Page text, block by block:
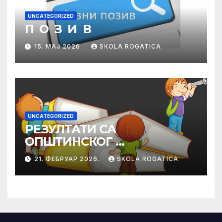
UNCATEGORIZED
П О З И В
15. МАЈ 2026. SKOLA ROGATICA
UNCATEGORIZED
РЕЗУЛТАТИ СА
ОПШТИНСКОГ
ТАКМИЧЕЊА ИЗ
ПРАВОСЛАВНЕ
ВЈЕРОНАУКЕ
21. ФЕБРУАР 2026. SKOLA ROGATICA